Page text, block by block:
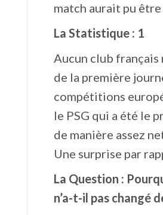
match aurait pu
La Statistique : 1
Aucun club français
de la première
compétitions
le PSG qui a été le
de manière assez
Une surprise par
La Question :
n’a-t-il pas changé